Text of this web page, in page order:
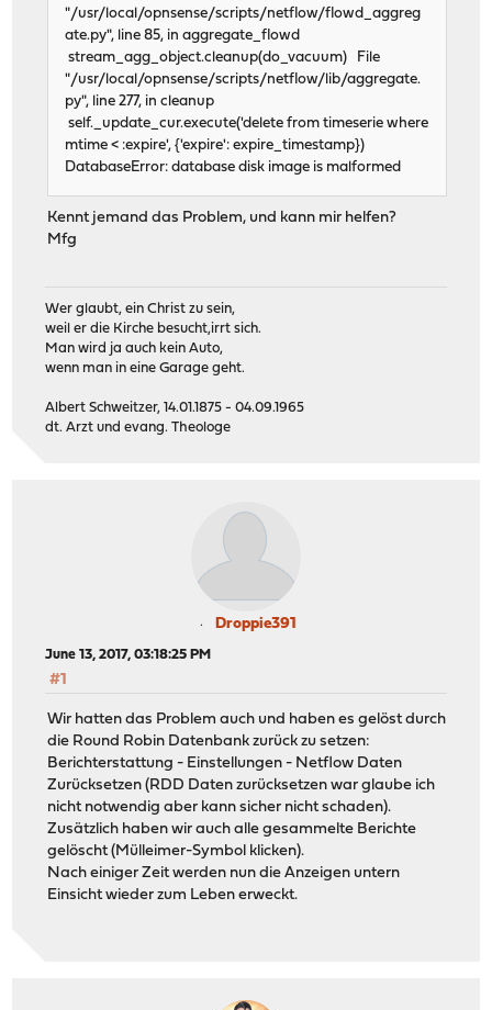
"/usr/local/opnsense/scripts/netflow/flowd_aggreg
ate.py", line 85, in aggregate_flowd
stream_agg_object.cleanup(do_vacuum) File
"/usr/local/opnsense/scripts/netflow/lib/aggregate.
py", line 277, in cleanup
self._update_cur.execute('delete from timeserie where
mtime < :expire', {'expire': expire_timestamp})
DatabaseError: database disk image is malformed
Kennt jemand das Problem, und kann mir helfen?
Mfg
Wer glaubt, ein Christ zu sein,
weil er die Kirche besucht,irrt sich.
Man wird ja auch kein Auto,
wenn man in eine Garage geht.
Albert Schweitzer, 14.01.1875 - 04.09.1965
dt. Arzt und evang. Theologe
Droppie391
June 13, 2017, 03:18:25 PM
#1
Wir hatten das Problem auch und haben es gelöst durch
die Round Robin Datenbank zurück zu setzen:
Berichterstattung - Einstellungen - Netflow Daten
Zurücksetzen (RDD Daten zurücksetzen war glaube ich
nicht notwendig aber kann sicher nicht schaden).
Zusätzlich haben wir auch alle gesammelte Berichte
gelöscht (Mülleimer-Symbol klicken).
Nach einiger Zeit werden nun die Anzeigen untern
Einsicht wieder zum Leben erweckt.